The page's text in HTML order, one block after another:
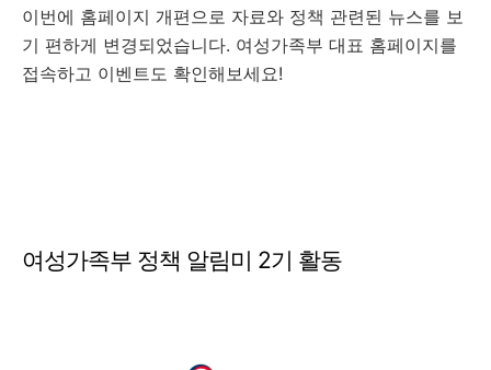
이번에 홈페이지 개편으로 자료와 정책 관련된 뉴스를 보
기 편하게 변경되었습니다. 여성가족부 대표 홈페이지를
접속하고 이벤트도 확인해보세요!
여성가족부 정책 알림미 2기 활동